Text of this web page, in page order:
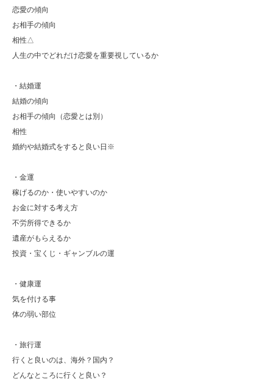
恋愛の傾向
お相手の傾向
相性△
人生の中でどれだけ恋愛を重要視しているか
・結婚運
結婚の傾向
お相手の傾向（恋愛とは別）
相性
婚約や結婚式をすると良い日※
・金運
稼げるのか・使いやすいのか
お金に対する考え方
不労所得できるか
遺産がもらえるか
投資・宝くじ・ギャンブルの運
・健康運
気を付ける事
体の弱い部位
・旅行運
行くと良いのは、海外？国内？
どんなところに行くと良い？